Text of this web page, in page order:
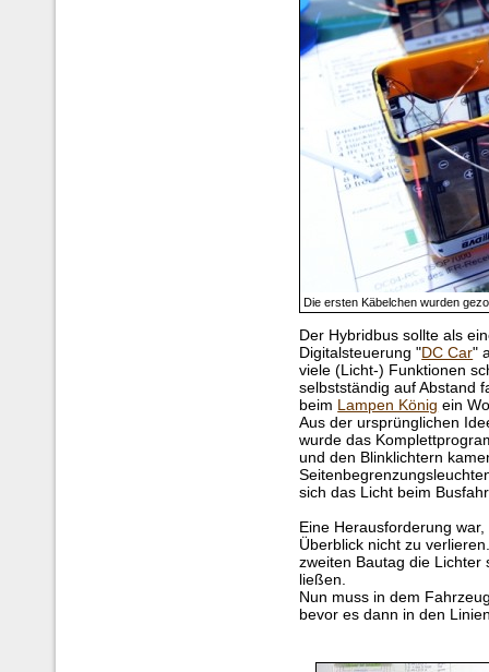
Die ersten Käbelchen wurden
Der Hybridbus sollte als
Digitalsteuerung "DC Car"
viele (Licht-) Funktionen
selbstständig auf Abstand
beim Lampen König ein
Aus der ursprünglichen
wurde das
und den Blinklichtern
sich das Licht beim
Eine Herausforderung
Überblick nicht zu
zweiten Bautag die Lichter
ließen.
Nun muss in dem
bevor es dann in den